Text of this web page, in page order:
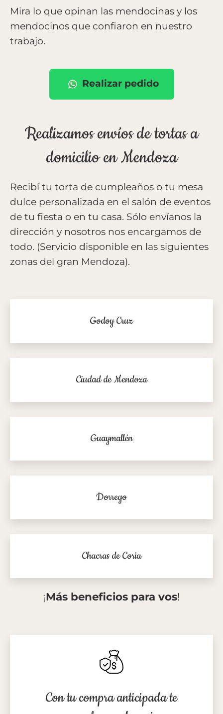
Mira lo que opinan las mendocinas y los
mendocinos que confiaron en nuestro
trabajo.
Realizar pedido
Realizamos envíos de tortas a
domicilio en Mendoza
Recibí tu torta de cumpleaños o tu mesa
dulce personalizada en el salón de eventos
de tu fiesta o en tu casa. Sólo envíanos la
dirección y nosotros nos encargamos de
todo. (Servicio disponible en las siguientes
zonas del gran Mendoza).
Godoy Cruz
Ciudad de Mendoza
Guaymallén
Dorrego
Chacras de Coria
¡Más beneficios para vos!
Con tu compra anticipada te